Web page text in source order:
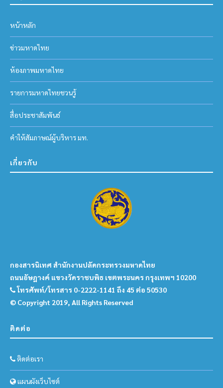
หน้าหลัก
ข่าวมหาดไทย
ห้องภาพมหาดไทย
รายการมหาดไทยชวนรู้
สื่อประชาสัมพันธ์
คำให้สัมภาษณ์ผู้บริหาร มท.
เกี่ยวกับ
กองสารนิเทศ สำนักงานปลัดกระทรวงมหาดไทย
ถนนอัษฎางค์ แขวงวัดราชบพิธ เขตพระนคร กรุงเทพฯ 10200
โทรศัพท์/โทรสาร 0-2222-1141 ถึง 45 ต่อ 50530
© Copyright 2019, All Rights Reserved
ติดต่อ
ติดต่อเรา
แผนผังเว็บไซต์